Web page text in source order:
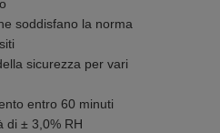
soddisfano la norma
sicurezza per vari
entro 60 minuti
di ± 3,0% RH